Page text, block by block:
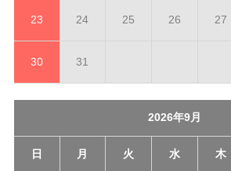
23 24 25 26 27
30 31
2026年9月
日 月 火 水 木